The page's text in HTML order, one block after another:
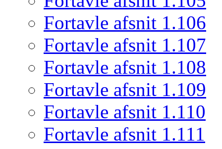
Fortavle afsnit 1.106
Fortavle afsnit 1.107
Fortavle afsnit 1.108
Fortavle afsnit 1.109
Fortavle afsnit 1.110
Fortavle afsnit 1.111